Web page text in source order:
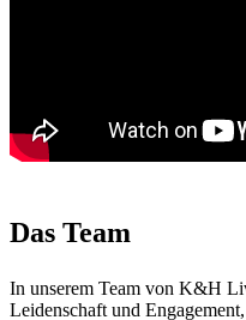
Das Team
In unserem Team von K&H
Leidenschaft und